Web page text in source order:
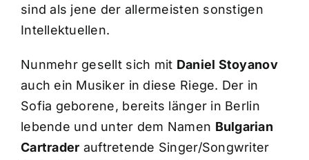
sind als jene der allermeisten sonstigen
Intellektuellen.
Nunmehr gesellt sich mit Daniel Stoyanov
auch ein Musiker in diese Riege. Der in
Sofia geborene, bereits länger in Berlin
lebende und unter dem Namen Bulgarian
Cartrader auftretende Singer/Songwriter